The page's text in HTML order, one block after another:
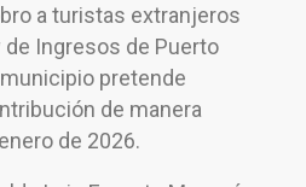
a turistas extranjeros
Ingresos de Puerto
pretende
de manera
de 2026.